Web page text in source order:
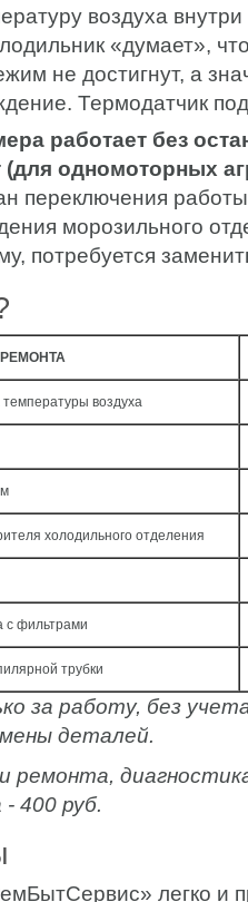
воздуха внутри
«думает»,
не достигнут, а
Термодатчик
работает без
(для одномоторных
переключения
морозильного
потребуется
воздуха
холодильного отделения
с фильтрами
трубки
за работу, без
деталей.
ремонта,
400 руб.
легко и